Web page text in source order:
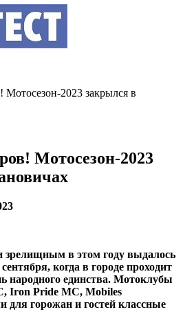
Мотосезон-2023 закрылся в
Мотосезон-2023
в этом году выдалось
когда в городе проходит
народного единства. Мотоклубы
Iron Pride MC, Mobiles
для горожан и гостей классные